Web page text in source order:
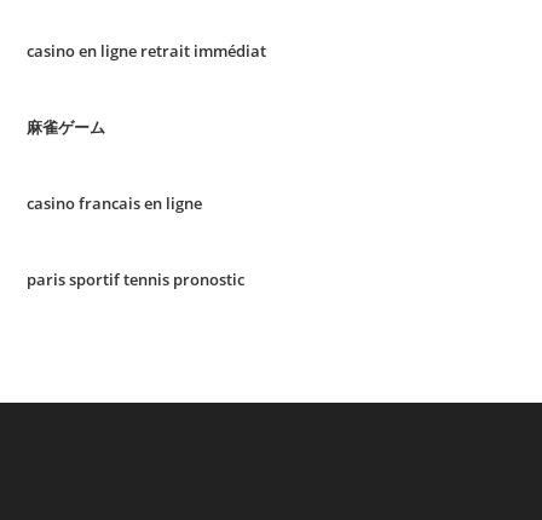
casino en ligne retrait immédiat
麻雀ゲーム
casino francais en ligne
paris sportif tennis pronostic